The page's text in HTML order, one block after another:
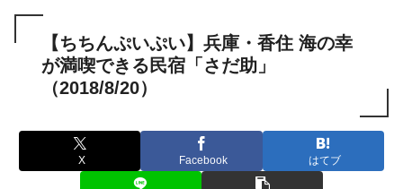
【ちちんぷいぷい】兵庫・香住 海の幸
が満喫できる民宿「さだ助」
（2018/8/20）
X Facebook はてブ